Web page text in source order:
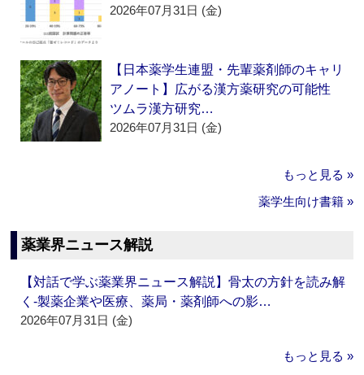
2026年07月31日 (金)
【日本薬学生連盟・先輩薬剤師のキャリ
アノート】広がる漢方薬研究の可能性
ツムラ漢方研究…
2026年07月31日 (金)
もっと見る »
薬学生向け書籍 »
薬業界ニュース解説
【対話で学ぶ薬業界ニュース解説】骨太の方針を読み解
く‐製薬企業や医療、薬局・薬剤師への影…
2026年07月31日 (金)
もっと見る »